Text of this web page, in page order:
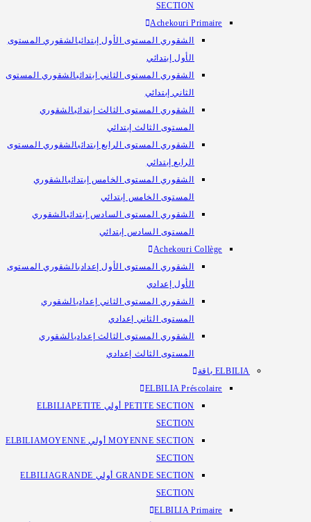
SECTION
Achekouri Primaire
الشقوري المستوى الأول إبتدائيالشقوري المستوى
الأول إبتدائي
الشقوري المستوى الثاني إبتدائيالشقوري المستوى
الثاني إبتدائي
الشقوري المستوى الثالث إبتدائيالشقوري
المستوى الثالث إبتدائي
الشقوري المستوى الرابع إبتدائيالشقوري المستوى
الرابع إبتدائي
الشقوري المستوى الخامس إبتدائيالشقوري
المستوى الخامس إبتدائي
الشقوري المستوى السادس إبتدائيالشقوري
المستوى السادس إبتدائي
Achekouri Collège
الشقوري المستوى الأول إعداديالشقوري المستوى
الأول إعدادي
الشقوري المستوى الثاني إعداديالشقوري
المستوى الثاني إعدادي
الشقوري المستوى الثالث إعداديالشقوري
المستوى الثالث إعدادي
ELBILIA باقة
ELBILIA Préscolaire
PETITE SECTION أولي ELBILIA
PETITE
SECTION
MOYENNE SECTION أولي ELBILIA
MOYENNE
SECTION
GRANDE SECTION أولي ELBILIA
GRANDE
SECTION
ELBILIA Primaire